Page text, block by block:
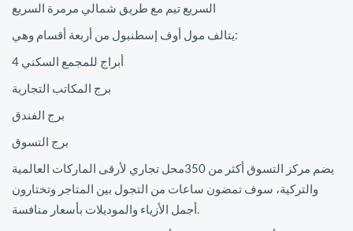
السريع تيم مع طريق شمالي مرمرة السريع
يتالف مول أوف إسطنبول من أربعة أقسام وهي:
4 أبراج للمجمع السكني
برج المكاتب التجارية
برج الفندق
برج التسوق
يضم مركز التسوق أكثر من 350محل تجاري لأرقى الماركات العالمية
والتركية، سوف تمضون ساعات من التجول بين المتاجر وتختارون
أجمل الأزياء والموديلات بأسعار منافسة.